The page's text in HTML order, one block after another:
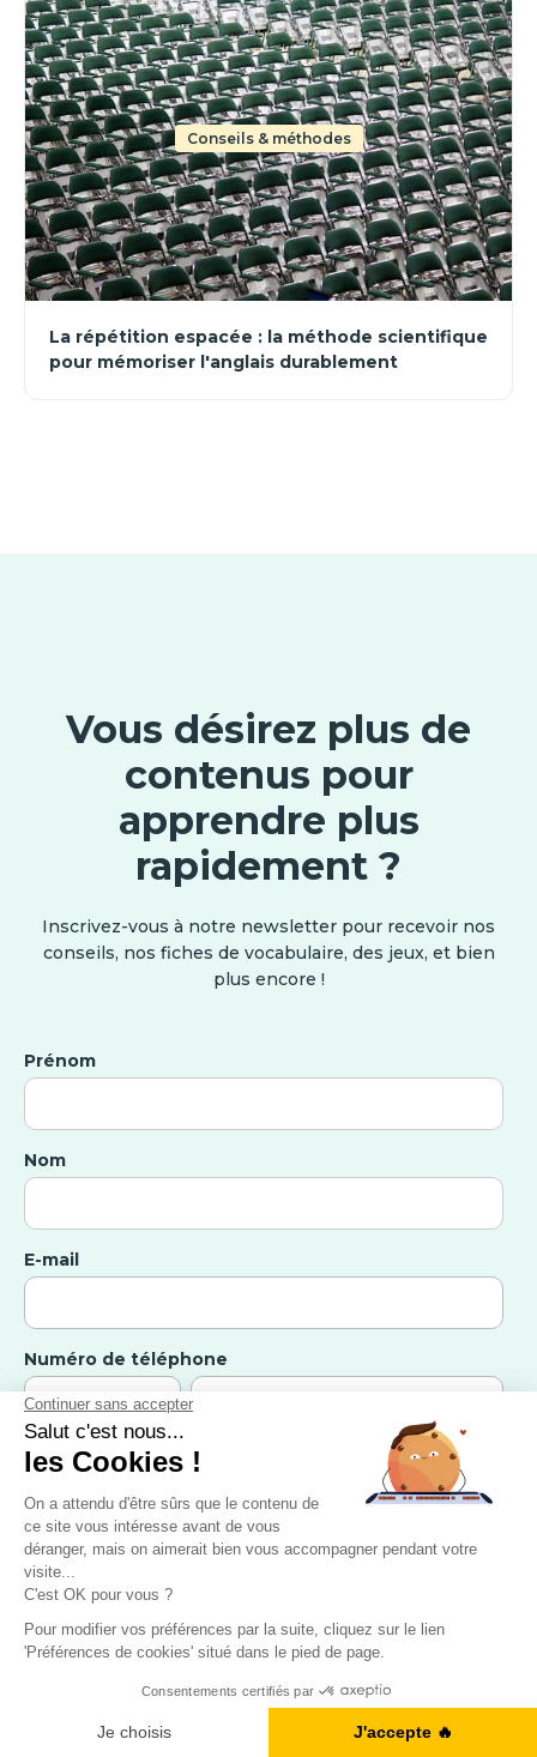
Conseils & méthodes
La répétition espacée : la méthode scientifique
pour mémoriser l'anglais durablement
Vous désirez plus de
contenus pour
apprendre plus
rapidement ?
Inscrivez-vous à notre newsletter pour recevoir nos
conseils, nos fiches de vocabulaire, des jeux, et bien
plus encore !
Prénom
Nom
E-mail
Numéro de téléphone
Dans quelle langue souhaitez-vous progresser ?
Souhaitez-vous prendre des cours de langues ?
Apprendre en s’amusant ?
Je télécharge maintenant